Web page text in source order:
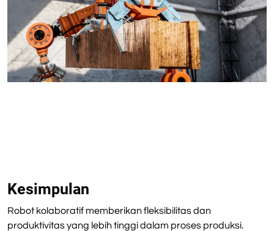
Kesimpulan
Robot kolaboratif memberikan fleksibilitas dan
produktivitas yang lebih tinggi dalam proses produksi.